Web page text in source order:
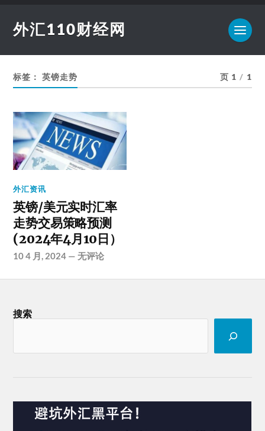
外汇110财经网
标签：英镑走势 页 1 / 1
外汇资讯
英镑/美元实时汇率
走势交易策略预测
(2024年4月10日）
10 4 月, 2024 —无评论
搜索